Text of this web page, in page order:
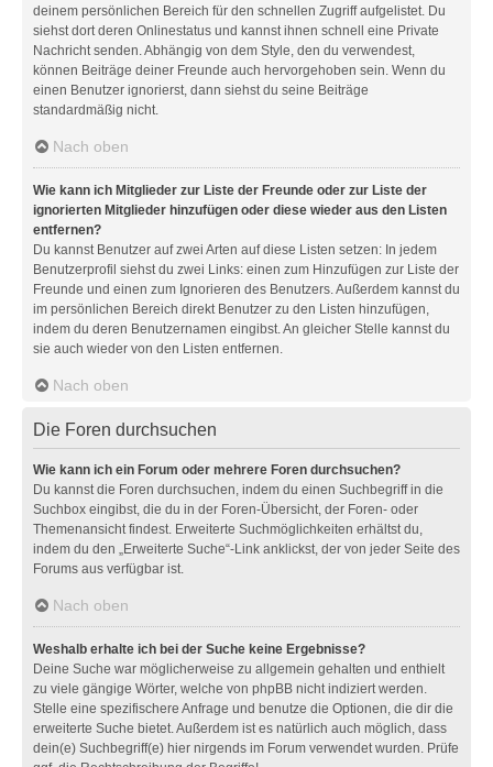
deinem persönlichen Bereich für den schnellen Zugriff aufgelistet. Du
siehst dort deren Onlinestatus und kannst ihnen schnell eine Private
Nachricht senden. Abhängig von dem Style, den du verwendest,
können Beiträge deiner Freunde auch hervorgehoben sein. Wenn du
einen Benutzer ignorierst, dann siehst du seine Beiträge
standardmäßig nicht.
Nach oben
Wie kann ich Mitglieder zur Liste der Freunde oder zur Liste der
ignorierten Mitglieder hinzufügen oder diese wieder aus den Listen
entfernen?
Du kannst Benutzer auf zwei Arten auf diese Listen setzen: In jedem
Benutzerprofil siehst du zwei Links: einen zum Hinzufügen zur Liste der
Freunde und einen zum Ignorieren des Benutzers. Außerdem kannst du
im persönlichen Bereich direkt Benutzer zu den Listen hinzufügen,
indem du deren Benutzernamen eingibst. An gleicher Stelle kannst du
sie auch wieder von den Listen entfernen.
Nach oben
Die Foren durchsuchen
Wie kann ich ein Forum oder mehrere Foren durchsuchen?
Du kannst die Foren durchsuchen, indem du einen Suchbegriff in die
Suchbox eingibst, die du in der Foren-Übersicht, der Foren- oder
Themenansicht findest. Erweiterte Suchmöglichkeiten erhältst du,
indem du den „Erweiterte Suche“-Link anklickst, der von jeder Seite des
Forums aus verfügbar ist.
Nach oben
Weshalb erhalte ich bei der Suche keine Ergebnisse?
Deine Suche war möglicherweise zu allgemein gehalten und enthielt
zu viele gängige Wörter, welche von phpBB nicht indiziert werden.
Stelle eine spezifischere Anfrage und benutze die Optionen, die dir die
erweiterte Suche bietet. Außerdem ist es natürlich auch möglich, dass
dein(e) Suchbegriff(e) hier nirgends im Forum verwendet wurden. Prüfe